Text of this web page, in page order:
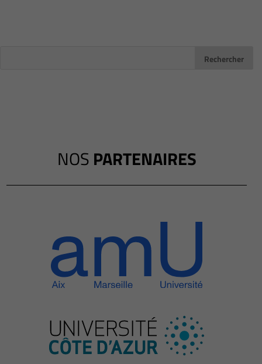
NOS PARTENAIRES